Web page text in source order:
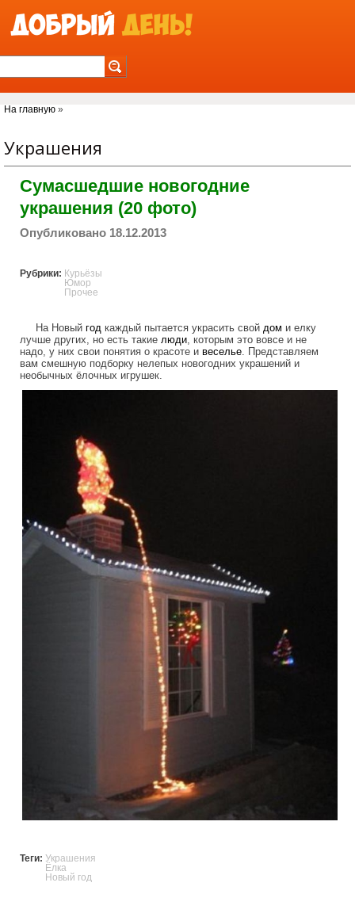
Вы здесь
На главную »
Украшения
Сумасшедшие новогодние
украшения (20 фото)
Опубликовано 18.12.2013
Рубрики: Курьёзы
Юмор
Прочее
На Новый год каждый пытается украсить свой дом и елку
лучше других, но есть такие люди, которым это вовсе и не
надо, у них свои понятия о красоте и веселье. Представляем
вам смешную подборку нелепых новогодних украшений и
необычных ёлочных игрушек.
crazy_cristmas_decorations.jpg
Теги: Украшения
Ёлка
Новый год